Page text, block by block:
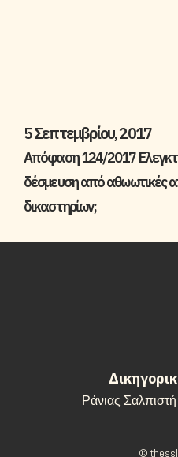
5 Σεπτεμβρίου, 2017
Απόφαση 124/2017
δέσμευση από αθωωτικές
δικαστηρίων;
Ράνιας
©